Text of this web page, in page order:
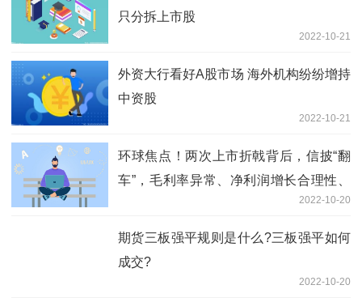
只分拆上市股
2022-10-21
外资大行看好A股市场 海外机构纷纷增持
中资股
2022-10-21
环球焦点！两次上市折戟背后，信披“翻
车”，毛利率异常、净利润增长合理性、
2022-10-20
期货三板强平规则是什么?三板强平如何
成交?
2022-10-20